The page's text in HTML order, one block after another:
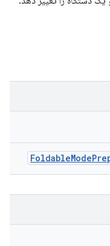
FoldableMode